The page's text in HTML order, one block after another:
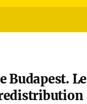
Budapest. Le
redistribution